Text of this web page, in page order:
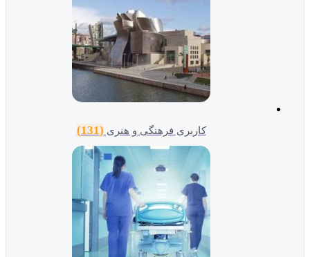
کاربری فرهنگی و هنری (131)